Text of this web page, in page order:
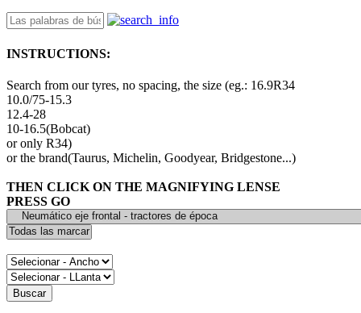
INSTRUCTIONS:
Search from our tyres, no spacing, the size (eg.: 16.9R34
10.0/75-15.3
12.4-28
10-16.5(Bobcat)
or only R34)
or the brand(Taurus, Michelin, Goodyear, Bridgestone...)
THEN CLICK ON THE MAGNIFYING LENSE
PRESS GO